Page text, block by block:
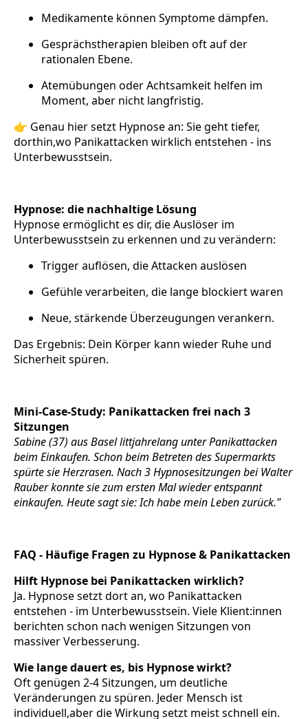
Medikamente können Symptome dämpfen.
Gesprächstherapien bleiben oft auf der
rationalen Ebene.
Atemübungen oder Achtsamkeit helfen im
Moment, aber nicht langfristig.
👉 Genau hier setzt Hypnose an: Sie geht tiefer,
dorthin,wo Panikattacken wirklich entstehen - ins
Unterbewusstsein.
Hypnose: die nachhaltige Lösung
Hypnose ermöglicht es dir, die Auslöser im
Unterbewusstsein zu erkennen und zu verändern:
Trigger auflösen, die Attacken auslösen
Gefühle verarbeiten, die lange blockiert waren
Neue, stärkende Überzeugungen verankern.
Das Ergebnis: Dein Körper kann wieder Ruhe und
Sicherheit spüren.
Mini-Case-Study: Panikattacken frei nach 3
Sitzungen
Sabine (37) aus Basel littjahrelang unter Panikattacken
beim Einkaufen. Schon beim Betreten des Supermarkts
spürte sie Herzrasen. Nach 3 Hypnosesitzungen bei Walter
Rauber konnte sie zum ersten Mal wieder entspannt
einkaufen. Heute sagt sie: Ich habe mein Leben zurück."
FAQ - Häufige Fragen zu Hypnose & Panikattacken
Hilft Hypnose bei Panikattacken wirklich?
Ja. Hypnose setzt dort an, wo Panikattacken
entstehen - im Unterbewusstsein. Viele Klient:innen
berichten schon nach wenigen Sitzungen von
massiver Verbesserung.
Wie lange dauert es, bis Hypnose wirkt?
Oft genügen 2-4 Sitzungen, um deutliche
Veränderungen zu spüren. Jeder Mensch ist
individuell,aber die Wirkung setzt meist schnell ein.